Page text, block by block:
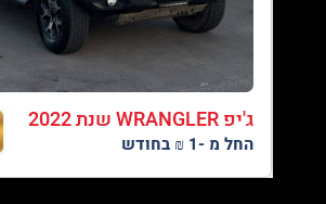
ג'יפ WRANGLER שנת 2022
החל מ -1 ₪ בחודש
טרייד אין לכל סוגי הרכב - רכישת רכב חדש
אנו מבצעים טרייד אין לכל סוגי הרכבים.
30/07/2026
מגוון ענק של רכבים במחירים אטרקטיבים - בצד
רשימת הרכבים שלנו